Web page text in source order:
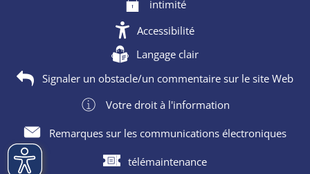
intimité
Accessibilité
Langage clair
Signaler un obstacle/un commentaire sur le site Web
Votre droit à l'information
Remarques sur les communications électroniques
télémaintenance